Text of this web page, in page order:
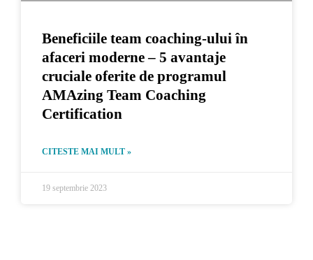
Beneficiile team coaching-ului în
afaceri moderne – 5 avantaje
cruciale oferite de programul
AMAzing Team Coaching
Certification
CITESTE MAI MULT »
19 septembrie 2023